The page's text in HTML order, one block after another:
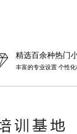
精选百余种热门
丰富的专业设置 个性